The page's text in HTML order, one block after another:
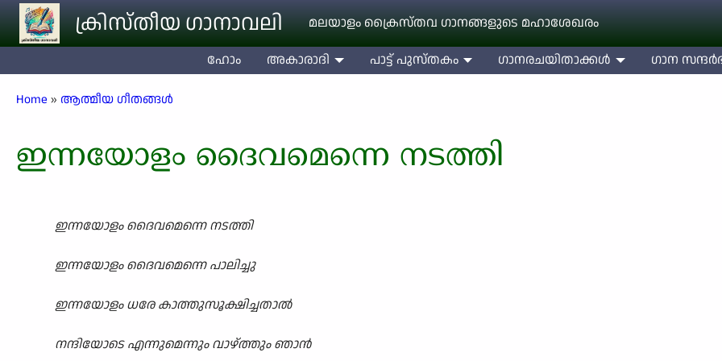
Skip to main contentക്രിസ്തീയ ഗാനാവലി മലയാളം ക്രൈസ്തവ ഗാനങ്ങളുടെ മഹാശേഖരം
ഹോം അകാരാദി പാട്ട് പുസ്തകം ഗാനരചയിതാക്കള്‍ ഗാന
Breadcrumb
Home ആത്മീയ ഗീതങ്ങൾ
ഇന്നയോളം ദൈവമെന്നെ നടത്തി
ഇന്നയോളം ദൈവമെന്നെ നടത്തി
ഇന്നയോളം ദൈവമെന്നെ പാലിച്ചു
ഇന്നയോളം ധരേ കാത്തുസൂക്ഷിച്ചതാൽ
നന്ദിയോടെ എന്നുമെന്നും വാഴ്ത്തും ഞാൻ